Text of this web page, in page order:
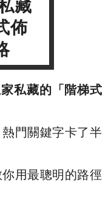
藏
佈
私藏的「階梯式
門關鍵字卡了半
用最聰明的路徑